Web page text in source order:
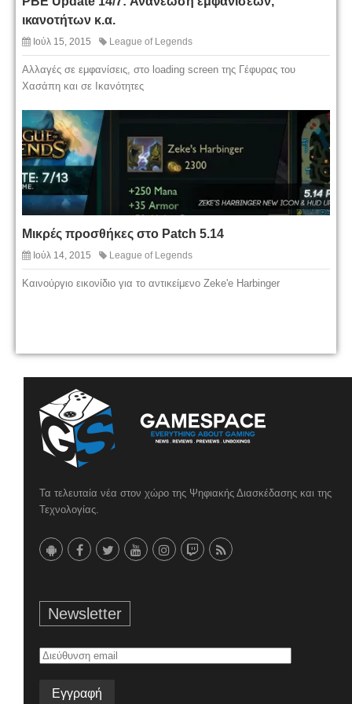
ικανοτήτων κ.α.
Ιούλ 15, 2015 League of Legends
Αλλαγές σε εμφανίσεις, στο loading screen της Γέφυρας του
Χασάπη και σε Iκανότητες
Μικρές προσθήκες στο Patch 5.14
Ιούλ 14, 2015 League of Legends
Καινούργιο εικονίδιο για το αντικείμενο Zeke'e Harbinger
Τα τελευταία νέα στον χώρο της Ψηφιακής Διασκέδασης και της
Τεχνολογίας.
Newsletter
Διεύθυνση